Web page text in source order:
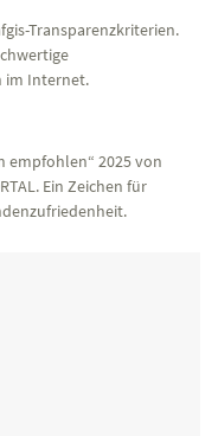
Transparenzkriterien.
im Internet.
empfohlen“ 2025 von
Ein Zeichen für